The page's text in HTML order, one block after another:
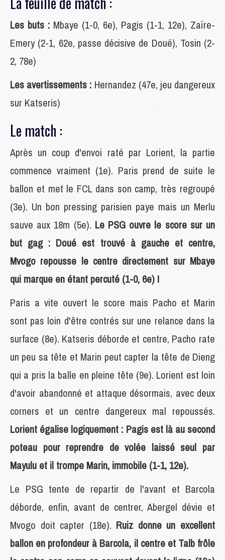
Les buts : Mbaye (1-0, 6e), Pagis (1-1, 12e), Zaïre-
Emery (2-1, 62e, passe décisive de Doué), Tosin (2-
2, 78e)
Les avertissements : Hernandez (47e, jeu dangereux
sur Katseris)
Le match :
Après un coup d'envoi raté par Lorient, la partie
commence vraiment (1e). Paris prend de suite le
ballon et met le FCL dans son camp, très regroupé
(3e). Un bon pressing parisien paye mais un Merlu
sauve aux 18m (5e). Le PSG ouvre le score sur un
but gag : Doué est trouvé à gauche et centre,
Mvogo repousse le centre directement sur Mbaye
qui marque en étant percuté (1-0, 6e) !
Paris a vite ouvert le score mais Pacho et Marin
sont pas loin d'être contrés sur une relance dans la
surface (8e). Katseris déborde et centre, Pacho rate
un peu sa tête et Marin peut capter la tête de Dieng
qui a pris la balle en pleine tête (9e). Lorient est loin
d'avoir abandonné et attaque désormais, avec deux
corners et un centre dangereux mal repoussés.
Lorient égalise logiquement : Pagis est là au second
poteau pour reprendre de volée laissé seul par
Mayulu et il trompe Marin, immobile (1-1, 12e).
Le PSG tente de repartir de l'avant et Barcola
déborde, enfin, avant de centrer, Abergel dévie et
Mvogo doit capter (18e). Ruiz donne un excellent
ballon en profondeur à Barcola, il centre et Talb frôle